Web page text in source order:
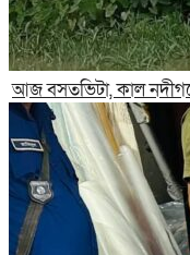
আজ বসতভিটা, কাল